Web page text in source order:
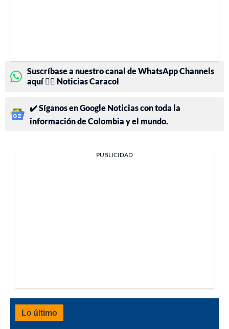
Suscríbase a nuestro canal de WhatsApp Channels
aquí 👉🏻 Noticias Caracol
✔️ Síganos en Google Noticias con toda la
información de Colombia y el mundo.
PUBLICIDAD
Lo último